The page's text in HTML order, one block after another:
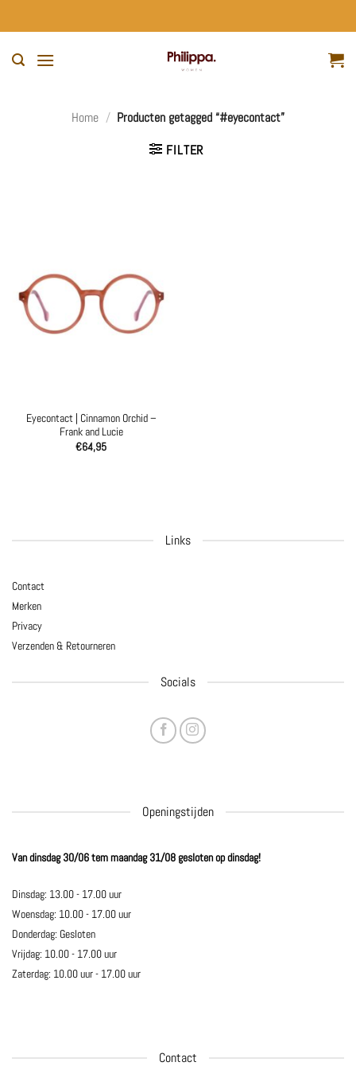
naar
Home / Producten getagged “#eyecontact”
FILTER
Eyecontact | Cinnamon Orchid –
Frank and Lucie
€64,95
Contact
Links
Contact
Merken
Privacy
Verzenden & Retourneren
Socials
Openingstijden
Van dinsdag 30/06 tem maandag 31/08 gesloten op dinsdag!
Dinsdag: 13.00 - 17.00 uur
Woensdag: 10.00 - 17.00 uur
Donderdag: Gesloten
Vrijdag: 10.00 - 17.00 uur
Zaterdag: 10.00 uur - 17.00 uur